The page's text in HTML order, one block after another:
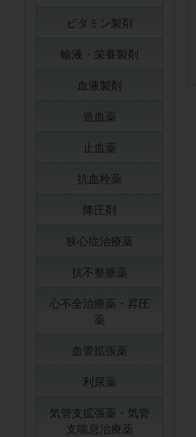
ビタミン製剤
輸液・栄養製剤
血液製剤
造血薬
止血薬
抗血栓薬
降圧剤
狭心症治療薬
抗不整脈薬
心不全治療薬・昇圧
薬
血管拡張薬
利尿薬
気管支拡張薬・気管
支喘息治療薬